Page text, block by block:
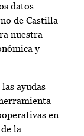
datos
de Castilla-
nuestra
y
ayudas
en
la